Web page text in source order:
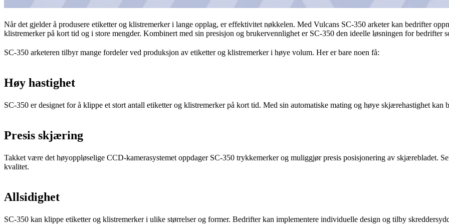
Når det gjelder å produsere etiketter og klistremerker i lange opplag, er effektivitet nøkkelen. Med Vulcans SC-350 arketer kan bedrifter
klistremerker på kort tid og i store mengder. Kombinert med sin presisjon og brukervennlighet er SC-350 den ideelle løsningen for bedrifter
SC-350 arketeren tilbyr mange fordeler ved produksjon av etiketter og klistremerker i høye volum. Her er bare noen få:
Høy hastighet
SC-350 er designet for å klippe et stort antall etiketter og klistremerker på kort tid. Med sin automatiske mating og høye skjærehastighet kan
Presis skjæring
Takket være det høyoppløselige CCD-kamerasystemet oppdager SC-350 trykkemerker og muliggjør presis posisjonering av skjærebladet.
kvalitet.
Allsidighet
SC-350 kan klippe etiketter og klistremerker i ulike størrelser og former. Bedrifter kan implementere individuelle design og tilby